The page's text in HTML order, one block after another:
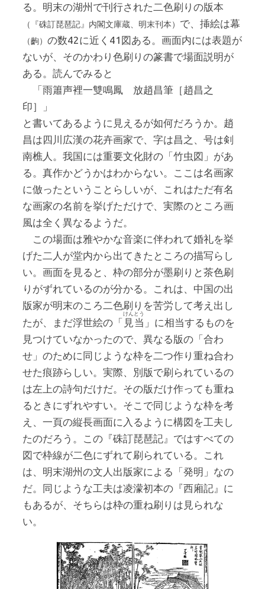
る。明末の湖州で刊行された二色刷りの版本
（『硃訂琵琶記』内閣文庫蔵、明末刊本） で、挿絵は幕
（齣） の数42に近く41図ある。画面内には表題が
ないが、そのかわり色刷りの篆書で場面説明が
ある。読んでみると
「雨簫声裡一雙鳴鳳 放趙昌筆［趙昌之
印］」
と書いてあるように見えるが如何だろうか。趙
昌は四川広漢の花卉画家で、字は昌之、号は剣
南樵人。我国には重要文化財の「竹虫図」があ
る。真作かどうかはわからない。ここは名画家
に倣ったということらしいが、これはただ有名
な画家の名前を挙げただけで、実際のところ画
風は全く異なるようだ。
この場面は雅やかな音楽に伴われて婚礼を挙
げた二人が堂内から出てきたところの描写らし
い。画面を見ると、枠の部分が墨刷りと茶色刷
りがずれているのが分かる。これは、中国の出
版家が明末のころ二色刷りを苦労して考え出し
たが、まだ浮世絵の「 見当
けんとう
」に相当するものを
見つけていなかったので、異なる版の「合わ
せ」のために同じような枠を二つ作り重ね合わ
せた痕跡らしい。実際、別版で刷られているの
は左上の詩句だけだ。その版だけ作っても重ね
るときにずれやすい。そこで同じような枠を考
え、一頁の縦長画面に入るように構図を工夫し
たのだろう。この『硃訂琵琶記』ではすべての
図で枠線が二色にずれて刷られている。これ
は、明末湖州の文人出版家による「発明」なの
だ。同じような工夫は凌濛初本の『西廂記』に
もあるが、そちらは枠の重ね刷りは見られな
い。